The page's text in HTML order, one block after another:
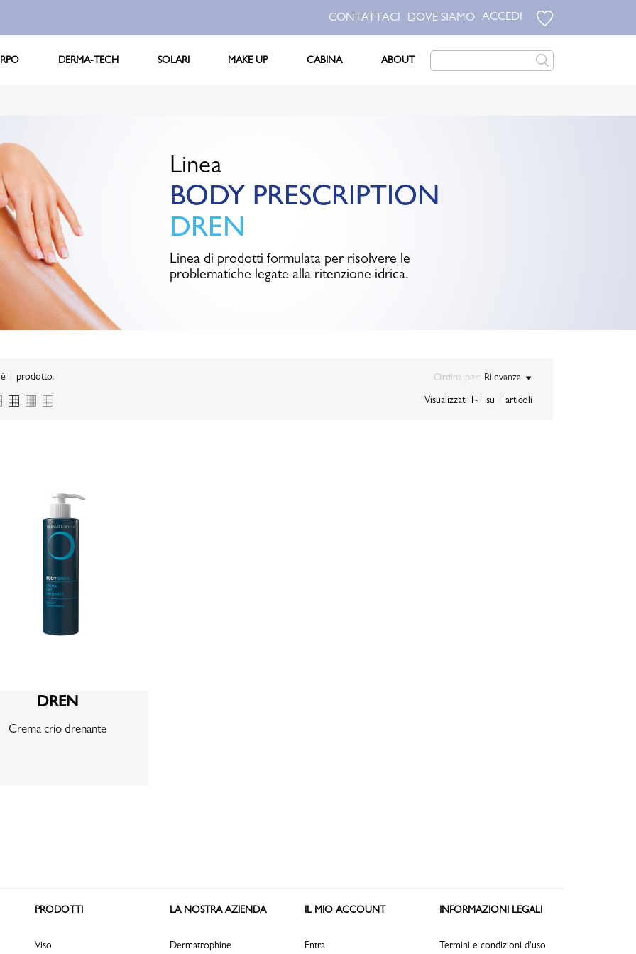
CONTATTACI DOVE SIAMO ACCEDI
DERMA-TECH SOLARI MAKE UP CABINA ABOUT
Linea
BODY PRESCRIPTION
DREN
Linea di prodotti formulata per risolvere le
problematiche legate alla ritenzione idrica.
1 prodotto. Ordina per: Rilevanza
Visualizzati 1-1 su 1 articoli
DREN
Crema crio drenante
PRODOTTI
Viso
LA NOSTRA AZIENDA
Dermatrophine
IL MIO ACCOUNT
Entra
INFORMAZIONI LEGALI
Termini e condizioni d'uso